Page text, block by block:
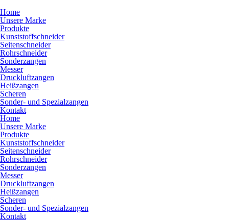
Home
Unsere Marke
Produkte
Kunststoffschneider
Seitenschneider
Rohrschneider
Sonderzangen
Messer
Druckluftzangen
Heißzangen
Scheren
Sonder- und Spezialzangen
Kontakt
Home
Unsere Marke
Produkte
Kunststoffschneider
Seitenschneider
Rohrschneider
Sonderzangen
Messer
Druckluftzangen
Heißzangen
Scheren
Sonder- und Spezialzangen
Kontakt